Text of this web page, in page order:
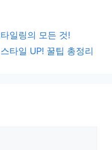
일링의 모든 것!
타일 UP! 꿀팁 총정리